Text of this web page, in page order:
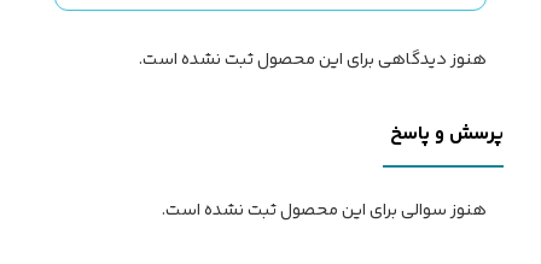
هنوز دیدگاهی برای این محصول ثبت نشده است.
پرسش و پاسخ
هنوز سوالی برای این محصول ثبت نشده است.